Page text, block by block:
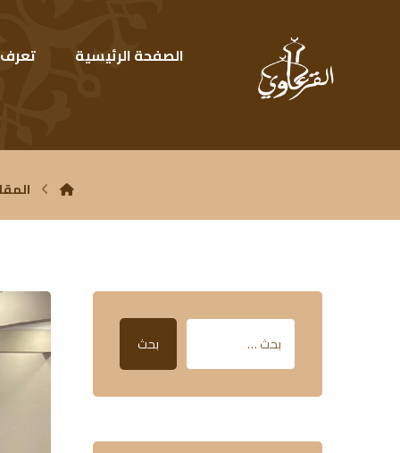
الصفحة الرئيسية تعرف
بحث